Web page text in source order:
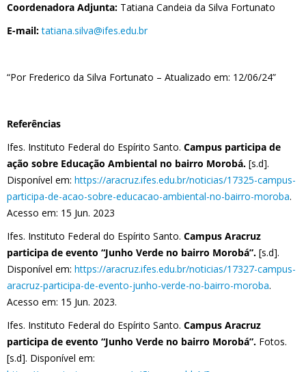
Coordenadora Adjunta: Tatiana Candeia da Silva Fortunato
E-mail: tatiana.silva@ifes.edu.br
“Por Frederico da Silva Fortunato – Atualizado em: 12/06/24”
Referências
Ifes. Instituto Federal do Espírito Santo. Campus participa de
ação sobre Educação Ambiental no bairro Morobá. [s.d].
Disponível em: https://aracruz.ifes.edu.br/noticias/17325-campus-
participa-de-acao-sobre-educacao-ambiental-no-bairro-moroba.
Acesso em: 15 Jun. 2023
Ifes. Instituto Federal do Espírito Santo. Campus Aracruz
participa de evento “Junho Verde no bairro Morobá”. [s.d].
Disponível em: https://aracruz.ifes.edu.br/noticias/17327-campus-
aracruz-participa-de-evento-junho-verde-no-bairro-moroba.
Acesso em: 15 Jun. 2023.
Ifes. Instituto Federal do Espírito Santo. Campus Aracruz
participa de evento “Junho Verde no bairro Morobá”. Fotos.
[s.d]. Disponível em: